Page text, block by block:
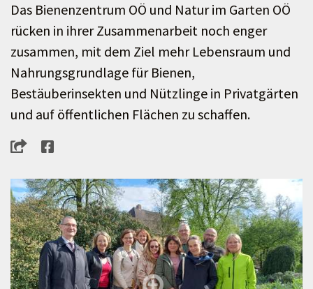
Das Bienenzentrum OÖ und Natur im Garten OÖ
rücken in ihrer Zusammenarbeit noch enger
zusammen, mit dem Ziel mehr Lebensraum und
Nahrungsgrundlage für Bienen,
Bestäuberinsekten und Nützlinge in Privatgärten
und auf öffentlichen Flächen zu schaffen.